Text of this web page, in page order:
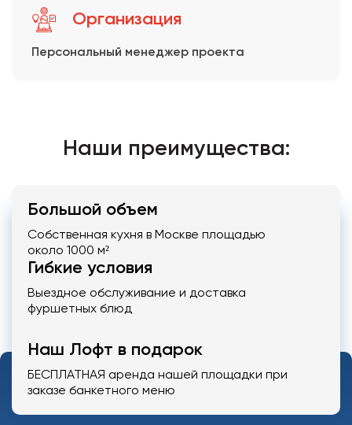
Организация
Персональный менеджер проекта
Наши преимущества:
Большой объем
Собственная кухня в Москве площадью
около 1000 м²
Гибкие условия
Выездное обслуживание и доставка
фуршетных блюд
Наш Лофт в подарок
БЕСПЛАТНАЯ аренда нашей площадки при
заказе банкетного меню